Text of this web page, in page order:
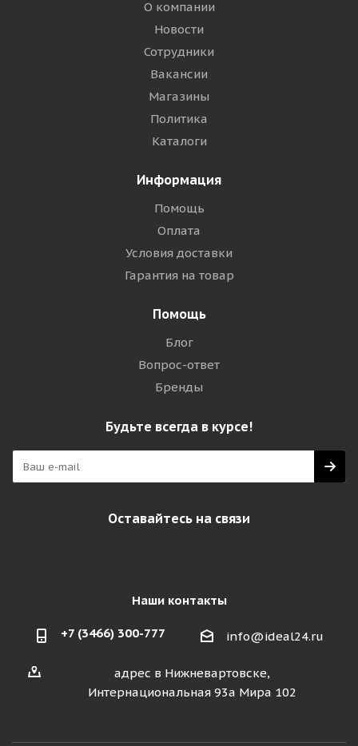
О компании
Новости
Сотрудники
Вакансии
Магазины
Политика
Каталоги
Информация
Помощь
Оплата
Условия доставки
Гарантия на товар
Помощь
Блог
Вопрос-ответ
Бренды
Будьте всегда в курсе!
Оставайтесь на связи
Наши контакты
+7 (3466) 300-777 info@ideal24.ru
адрес в Нижневартовске,
Интернациональная 93а Мира 102